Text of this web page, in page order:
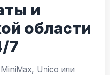
и
области
7
Unico или